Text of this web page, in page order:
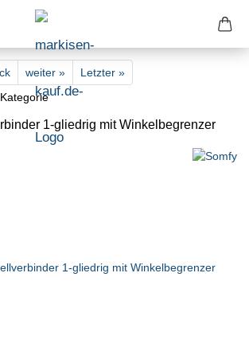
weiter »
Letzter »
1-gliedrig mit Winkelbegrenzer